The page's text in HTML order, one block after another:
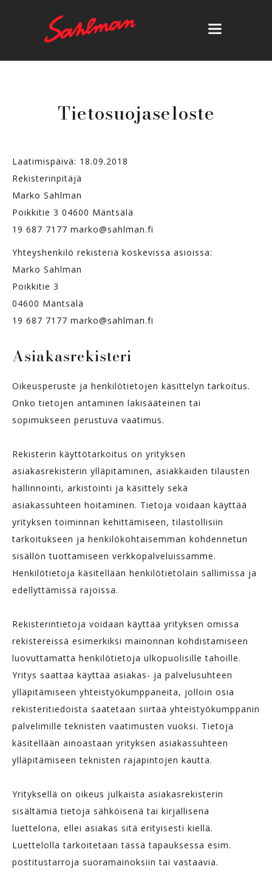
Tietosuojaseloste
Laatimispäivä: 18.09.2018
Rekisterinpitäjä
Marko Sahlman
Poikkitie 3 04600 Mäntsälä
19 687 7177 marko@sahlman.fi
Yhteyshenkilö rekisteriä koskevissa asioissa:
Marko Sahlman
Poikkitie 3
04600 Mäntsälä
19 687 7177 marko@sahlman.fi
Asiakasrekisteri
Oikeusperuste ja henkilötietojen käsittelyn tarkoitus.
Onko tietojen antaminen lakisääteinen tai
sopimukseen perustuva vaatimus.
Rekisterin käyttötarkoitus on yrityksen
asiakasrekisterin ylläpitäminen, asiakkaiden tilausten
hallinnointi, arkistointi ja käsittely sekä
asiakassuhteen hoitaminen. Tietoja voidaan käyttää
yrityksen toiminnan kehittämiseen, tilastollisiin
tarkoitukseen ja henkilökohtaisemman kohdennetun
sisällön tuottamiseen verkkopalveluissamme.
Henkilötietoja käsitellään henkilötietolain sallimissa ja
edellyttämissä rajoissa.
Rekisterintietoja voidaan käyttää yrityksen omissa
rekistereissä esimerkiksi mainonnan kohdistamiseen
luovuttamatta henkilötietoja ulkopuolisille tahoille.
Yritys saattaa käyttää asiakas- ja palvelusuhteen
ylläpitämiseen yhteistyökumppaneita, jolloin osia
rekisteritiedoista saatetaan siirtää yhteistyökumppanin
palvelimille teknisten vaatimusten vuoksi. Tietoja
käsitellään ainoastaan yrityksen asiakassuhteen
ylläpitämiseen teknisten rajapintojen kautta.
Yrityksellä on oikeus julkaista asiakasrekisterin
sisältämiä tietoja sähköisenä tai kirjallisena
luettelona, ellei asiakas sitä erityisesti kiellä.
Luettelolla tarkoitetaan tässä tapauksessa esim.
postitustarroja suoramainoksiin tai vastaavia.